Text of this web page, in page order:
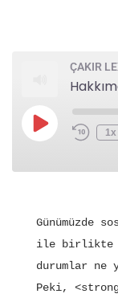
ÇAKIR
1x
ile birlikte
durumlar
Peki,